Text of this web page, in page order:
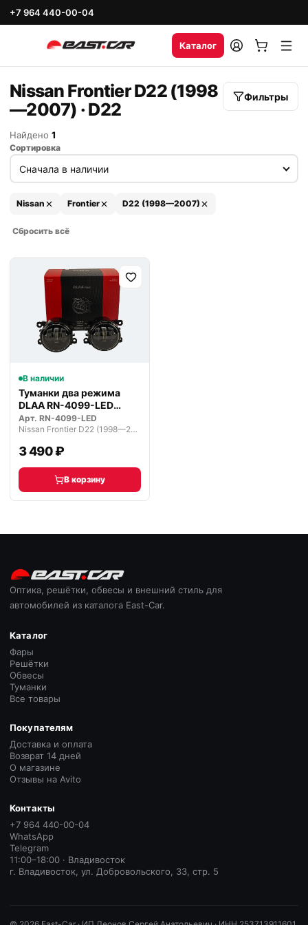
+7 964 440-00-04
Каталог
Nissan Frontier D22 (1998
—2007) · D22
Фильтры
Найдено 1
Сортировка
Nissan Frontier D22 (1998—2007)
Сбросить всё
В наличии
Туманки два режима
DLAA RN-4099-LED
светодиодные
Арт. RN-4099-LED
Nissan Frontier D22 (1998—2007)
3 490 ₽
В корзину
Оптика, решётки, обвесы и внешний стиль для
автомобилей из каталога East-Car.
Каталог
Фары
Решётки
Обвесы
Туманки
Все товары
Покупателям
Доставка и оплата
Возврат 14 дней
О магазине
Отзывы на Avito
Контакты
+7 964 440-00-04
WhatsApp
Telegram
11:00–18:00 · Владивосток
г. Владивосток, ул. Добровольского, 33, стр. 5